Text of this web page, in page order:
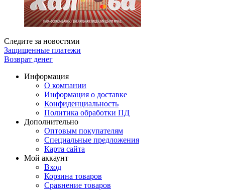
Следите за новостями
Защищенные платежи
Возврат денег
Информация
О компании
Информация о доставке
Конфиденциальность
Политика обработки ПД
Дополнительно
Оптовым покупателям
Специальные предложения
Карта сайта
Мой аккаунт
Вход
Корзина товаров
Сравнение товаров